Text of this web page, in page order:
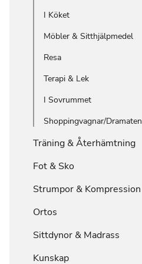
I Köket
Möbler & Sitthjälpmedel
Resa
Terapi & Lek
I Sovrummet
Shoppingvagnar/Dramaten
Träning & Återhämtning
Fot & Sko
Strumpor & Kompression
Ortos
Sittdynor & Madrass
Kunskap